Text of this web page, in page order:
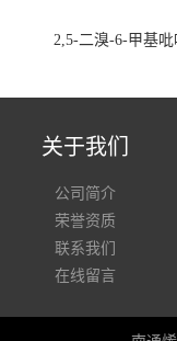
2,5-二溴-6-甲基
关于我们
公司简介
荣誉资质
联系我们
在线留言